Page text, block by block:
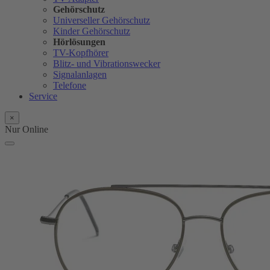
Gehörschutz
Universeller Gehörschutz
Kinder Gehörschutz
Hörlösungen
TV-Kopfhörer
Blitz- und Vibrationswecker
Signalanlagen
Telefone
Service
×
Nur Online